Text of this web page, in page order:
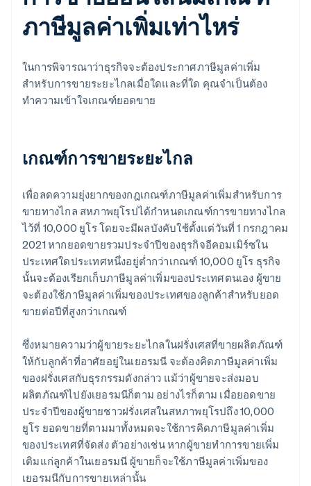
ภาษีมูลค่าเพิ่มเท่าไหร่
ในการพิจารณาว่าธุรกิจจะต้องประกาศภาษีมูลค่าเพิ่ม
สำหรับการขายระยะไกลเมื่อใดและที่ใด คุณจำเป็นต้อง
ทำความเข้าใจเกณฑ์ยอดขาย
เกณฑ์การขายระยะไกล
เพื่อลดความยุ่งยากของกฎเกณฑ์ภาษีมูลค่าเพิ่มสำหรับการ
ขายทางไกล สหภาพยุโรปได้กำหนดเกณฑ์การขายทางไกล
ไว้ที่ 10,000 ยูโร โดยจะมีผลบังคับใช้ตั้งแต่วันที่ 1 กรกฎาคม
2021 หากยอดขายรวมประจำปีของธุรกิจอีคอมเมิร์ซใน
ประเทศใดประเทศหนึ่งอยู่ต่ำกว่าเกณฑ์ 10,000 ยูโร ธุรกิจ
นั้นจะต้องเรียกเก็บภาษีมูลค่าเพิ่มของประเทศตนเอง ผู้ขาย
จะต้องใช้ภาษีมูลค่าเพิ่มของประเทศของลูกค้าสําหรับยอด
ขายต่อปีที่สูงกว่าเกณฑ์
ซึ่งหมายความว่าผู้ขายระยะไกลในฝรั่งเศสที่ขายผลิตภัณฑ์
ให้กับลูกค้าที่อาศัยอยู่ในเยอรมนี จะต้องคิดภาษีมูลค่าเพิ่ม
ของฝรั่งเศสกับธุรกรรมดังกล่าว แม้ว่าผู้ขายจะส่งมอบ
ผลิตภัณฑ์ไปยังเยอรมนีก็ตาม อย่างไรก็ตาม เมื่อยอดขาย
ประจำปีของผู้ขายชาวฝรั่งเศสในสหภาพยุโรปถึง 10,000
ยูโร ยอดขายที่ตามมาทั้งหมดจะใช้การคิดภาษีมูลค่าเพิ่ม
ของประเทศที่จัดส่ง ตัวอย่างเช่น หากผู้ขายทําการขายเพิ่ม
เติมแก่ลูกค้าในเยอรมนี ผู้ขายก็จะใช้ภาษีมูลค่าเพิ่มของ
เยอรมนีกับการขายเหล่านั้น